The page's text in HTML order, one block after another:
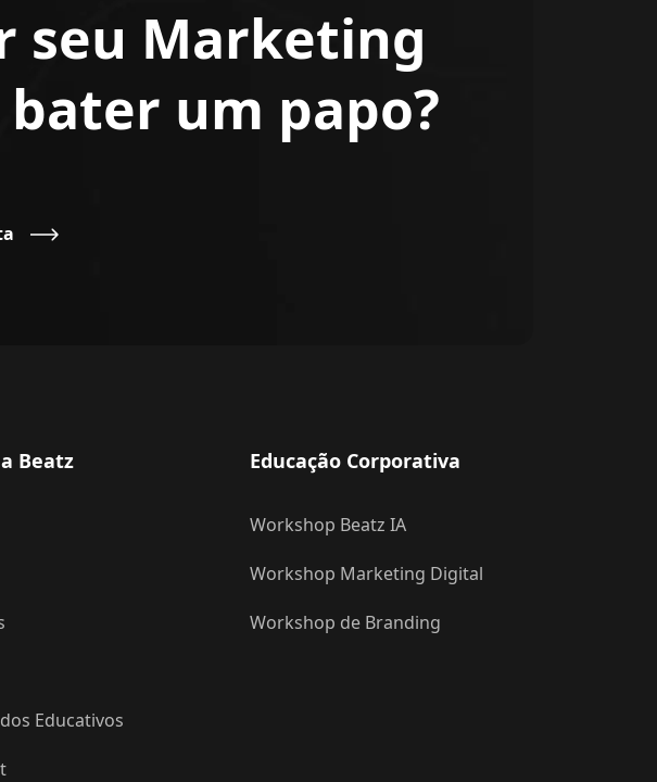
seu Marketing
um papo?
Beatz
Educativos
Educação Corporativa
Workshop Beatz IA
Workshop Marketing Digital
Workshop de Branding